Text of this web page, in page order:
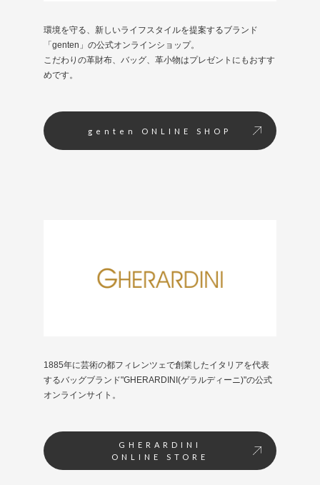
環境を守る、新しいライフスタイルを提案するブランド
「genten」の公式オンラインショップ。
こだわりの革財布、バッグ、革小物はプレゼントにもおすす
めです。
genten ONLINE SHOP
1885年に芸術の都フィレンツェで創業したイタリアを代表
するバッグブランド"GHERARDINI(ゲラルディーニ)"の公式
オンラインサイト。
GHERARDINI
ONLINE STORE